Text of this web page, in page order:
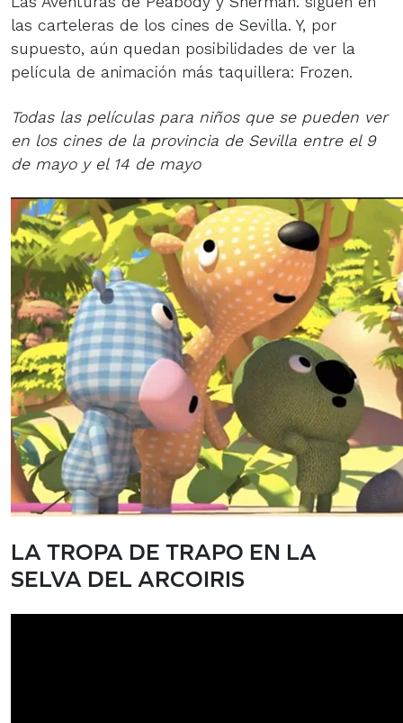
las carteleras de los cines de Sevilla. Y, por
supuesto, aún quedan posibilidades de ver la
película de animación más taquillera: Frozen.
Todas las películas para niños que se pueden ver
en los cines de la provincia de Sevilla entre el 9
de mayo y el 14 de mayo
LA TROPA DE TRAPO EN LA
SELVA DEL ARCOIRIS